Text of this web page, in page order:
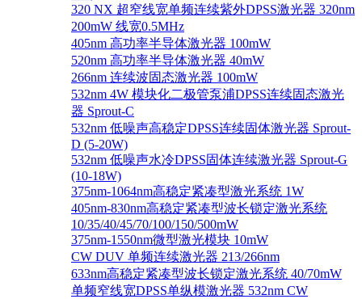
320 NX 超窄线宽单频连续紫外DPSS激光器 320nm
200mW 线宽0.5MHz
405nm 高功率半导体激光器 100mW
520nm 高功率半导体激光器 40mW
266nm 连续波固态激光器 100mW
532nm 4W 模块化二极管泵浦DPSS连续固态激光
器 Sprout-C
532nm 低噪声高稳定DPSS连续固体激光器 Sprout-
D (5-20W)
532nm 低噪声水冷DPSS固体连续激光器 Sprout-G
(10-18W)
375nm-1064nm高稳定紧凑型激光系统 1W
405nm-830nm高稳定紧凑型波长锁定激光系统
10/35/40/45/70/100/150/500mW
375nm-1550nm微型激光模块 10mW
CW DUV 单频连续激光器 213/266nm
633nm高稳定紧凑型波长锁定激光系统 40/70mW
单频窄线宽DPSS单纵模激光器 532nm CW